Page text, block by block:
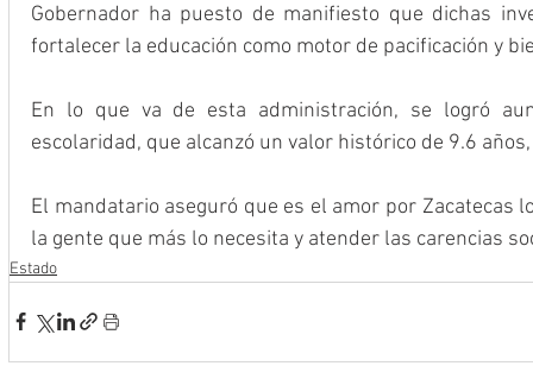
Gobernador ha puesto de manifiesto que dichas
fortalecer la educación como motor de pacificación y
En lo que va de esta administración, se logró
escolaridad, que alcanzó un valor histórico de 9.6
El mandatario aseguró que es el amor por Zacatecas
la gente que más lo necesita y atender las carencias
Estado